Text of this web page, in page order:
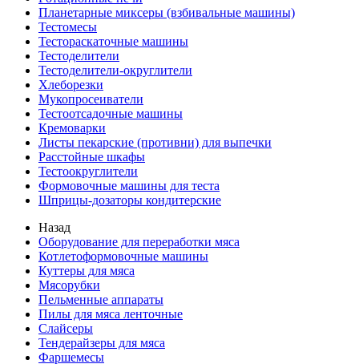
Планетарные миксеры (взбивальные машины)
Тестомесы
Тестораскаточные машины
Тестоделители
Тестоделители-округлители
Хлеборезки
Мукопросеиватели
Тестоотсадочные машины
Кремоварки
Листы пекарские (противни) для выпечки
Расстойные шкафы
Тестоокруглители
Формовочные машины для теста
Шприцы-дозаторы кондитерские
Назад
Оборудование для переработки мяса
Котлетоформовочные машины
Куттеры для мяса
Мясорубки
Пельменные аппараты
Пилы для мяса ленточные
Слайсеры
Тендерайзеры для мяса
Фаршемесы